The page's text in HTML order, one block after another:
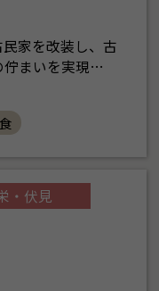
家を改装し、古
佇まいを実現…
・伏見